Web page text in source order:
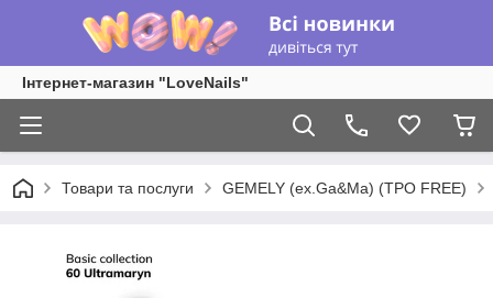
Інтернет-магазин "LoveNails"
Товари та послуги GEMELY (ex.Ga&Ma) (TPO FREE)